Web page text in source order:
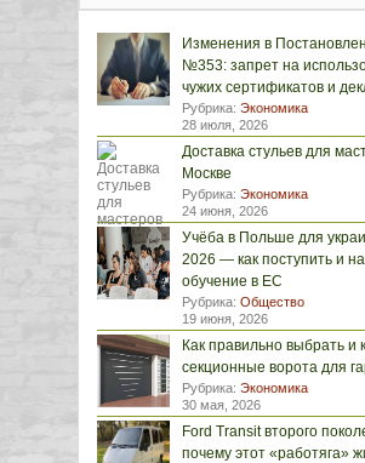
Изменения в
№353: запрет на
чужих сертификатов и
Рубрика: Экономика
28 июля, 2026
Доставка стульев для
Москве
Рубрика: Экономика
24 июня, 2026
Учёба в Польше для
2026 — как поступить и
обучение в ЕС
Рубрика: Общество
19 июня, 2026
Как правильно выбрать и
секционные ворота для
Рубрика: Экономика
30 мая, 2026
Ford Transit второго
почему этот «работяга»